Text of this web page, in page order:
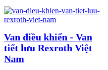
Van điều khiển - Van
tiết lưu Rexroth Việt
Nam